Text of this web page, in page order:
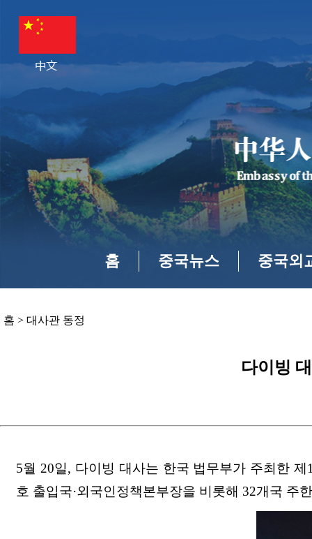
홈 중국뉴스 중국외
홈 > 대사관 동정
다이빙
5월 20일, 다이빙 대사는 한국 법무부가 주최한
호 출입국·외국인정책본부장을 비롯해 32개국 주